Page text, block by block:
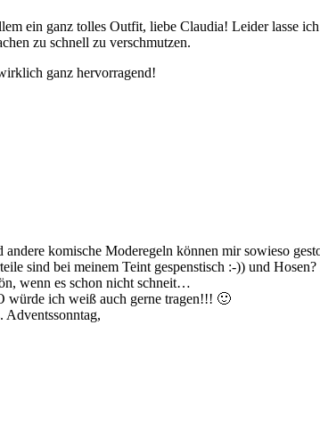
ein ganz tolles Outfit, liebe Claudia! Leider lasse
zu schnell zu verschmutzen.
ganz hervorragend!
andere komische Moderegeln können mir sowieso
sind bei meinem Teint gespenstisch :-)) und
wenn es schon nicht schneit…
würde ich weiß auch gerne tragen!!! 🙂
Adventssonntag,